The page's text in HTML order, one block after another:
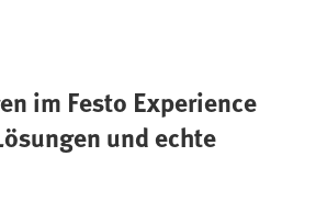
im Festo Experience
und echte